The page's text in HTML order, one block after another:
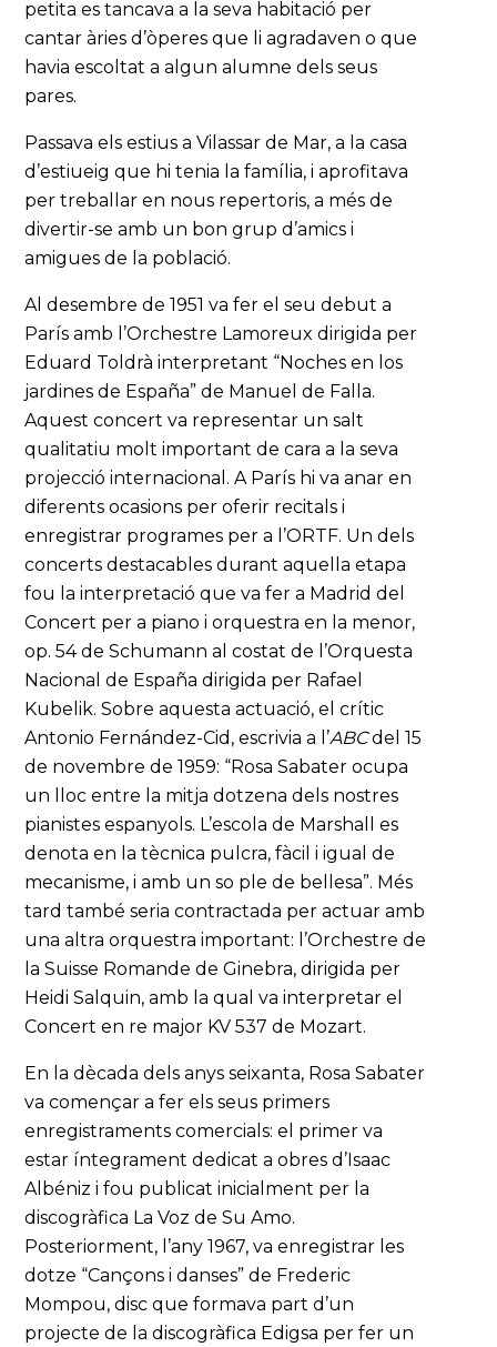
petita es tancava a la seva habitació per
cantar àries d’òperes que li agradaven o que
havia escoltat a algun alumne dels seus
pares.
Passava els estius a Vilassar de Mar, a la casa
d’estiueig que hi tenia la família, i aprofitava
per treballar en nous repertoris, a més de
divertir-se amb un bon grup d’amics i
amigues de la població.
Al desembre de 1951 va fer el seu debut a
París amb l’Orchestre Lamoreux dirigida per
Eduard Toldrà interpretant “Noches en los
jardines de España” de Manuel de Falla.
Aquest concert va representar un salt
qualitatiu molt important de cara a la seva
projecció internacional. A París hi va anar en
diferents ocasions per oferir recitals i
enregistrar programes per a l’ORTF. Un dels
concerts destacables durant aquella etapa
fou la interpretació que va fer a Madrid del
Concert per a piano i orquestra en la menor,
op. 54 de Schumann al costat de l’Orquesta
Nacional de España dirigida per Rafael
Kubelik. Sobre aquesta actuació, el crític
Antonio Fernández-Cid, escrivia a l’ABCdel 15
de novembre de 1959: “Rosa Sabater ocupa
un lloc entre la mitja dotzena dels nostres
pianistes espanyols. L’escola de Marshall es
denota en la tècnica pulcra, fàcil i igual de
mecanisme, i amb un so ple de bellesa”. Més
tard també seria contractada per actuar amb
una altra orquestra important: l’Orchestre de
la Suisse Romande de Ginebra, dirigida per
Heidi Salquin, amb la qual va interpretar el
Concert en re major KV 537 de Mozart.
En la dècada dels anys seixanta, Rosa Sabater
va començar a fer els seus primers
enregistraments comercials: el primer va
estar íntegrament dedicat a obres d’Isaac
Albéniz i fou publicat inicialment per la
discogràfica La Voz de Su Amo.
Posteriorment, l’any 1967, va enregistrar les
dotze “Cançons i danses” de Frederic
Mompou, disc que formava part d’un
projecte de la discogràfica Edigsa per fer un